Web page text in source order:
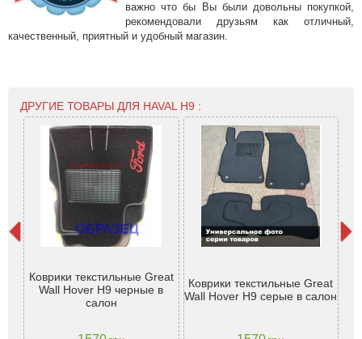
важно что бы Вы были довольны покупкой,
рекомендовали друзьям как отличный,
качественный, приятный и удобный магазин.
ДРУГИЕ ТОВАРЫ ДЛЯ HAVAL H9 :
Коврики текстильные Great
Wall Hover H9 черные в
салон
Коврики текстильные Great
Wall Hover H9 серые в салон